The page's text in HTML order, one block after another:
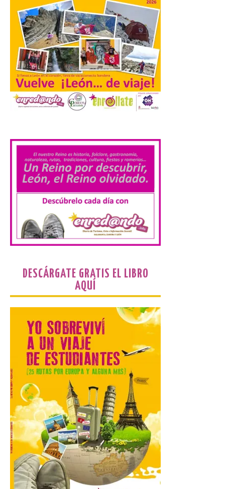
de…viaje. Una iniciativa
organizado por la sección
juvenil de la Asociación
Enróllate, la Asociación
Conceyu País Llionés y el Diario de
Turismo, Ocio e Información para
jóvenes “Enredando.info”. Eduardo
Morán nos envía desde la carretera […]
Camarzius fest: frente al
que apuesta por el legado.
6 Ago 2026
de 2026, Camarzana de
Tera volverá a convertirse
en punto de encuentro,
con la Villa Romana de
Orpheus. Vivimos un momento en el que la
música en directo mueve grandes
fenómenos de […]
El Ayuntamiento de
Cabrillanes analizará,
conforme a la legalidad, la
solicitud para la
celebración del Iberia
Eclipse Festival
6 Ago 2026
Durante la mañana de ayer
miércoles ha sido
registrada en el
Ayuntamiento una
solicitud relacionada con
la celebración de este evento. Ante las
informaciones aparecidas en distintos
medios de comunicación sobre la posible
celebración del denominado Iberia
Eclipse Festival en […]
DESCÁRGATE GRATIS EL LIBRO
AQUÍ